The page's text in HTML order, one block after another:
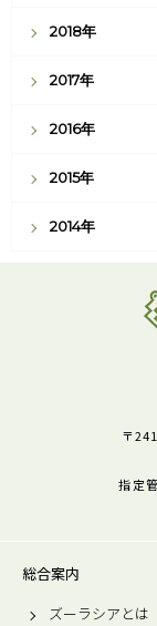
2018年
2017年
2016年
2015年
2014年
〒
指定
総合案内
ズーラシアとは